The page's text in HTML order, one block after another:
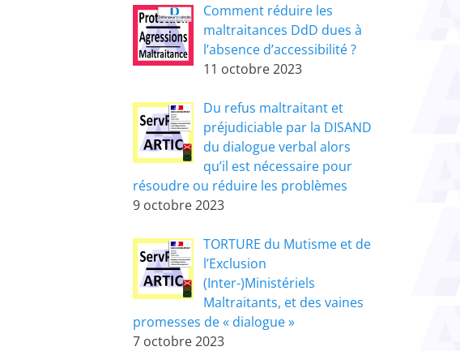
Comment réduire les
maltraitances DdD dues à
l’absence d’accessibilité ?
11 octobre 2023
Du refus maltraitant et
préjudiciable par la DISAND
du dialogue verbal alors
qu’il est nécessaire pour
résoudre ou réduire les problèmes
9 octobre 2023
TORTURE du Mutisme et de
l’Exclusion
(Inter-)Ministériels
Maltraitants, et des vaines
promesses de « dialogue »
7 octobre 2023